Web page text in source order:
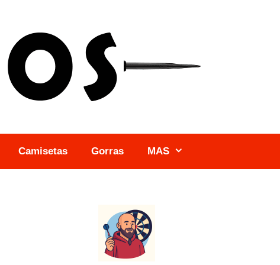
Camisetas Gorras MAS